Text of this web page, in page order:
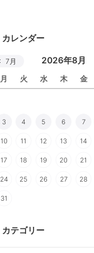
カレンダー
2026年8月
月 火 水 木 金
7月
3 4 5 6 7
10 11 12 13 14
17 18 19 20 21
24 25 26 27 28
31
カテゴリー